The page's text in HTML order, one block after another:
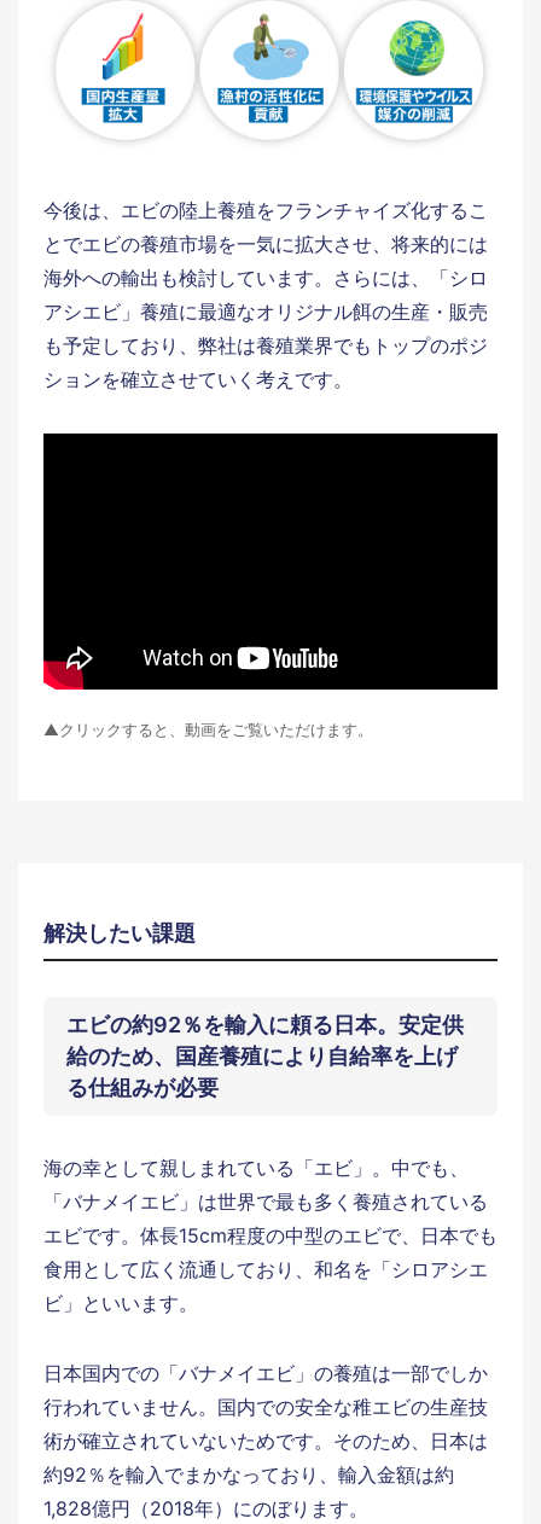
今後は、エビの陸上養殖をフランチャイズ化するこ
とでエビの養殖市場を一気に拡大させ、将来的には
海外への輸出も検討しています。さらには、「シロ
アシエビ」養殖に最適なオリジナル餌の生産・販売
も予定しており、弊社は養殖業界でもトップのポジ
ションを確立させていく考えです。
▲クリックすると、動画をご覧いただけます。
解決したい課題
エビの約92％を輸入に頼る日本。安定供
給のため、国産養殖により自給率を上げ
る仕組みが必要
海の幸として親しまれている「エビ」。中でも、
「バナメイエビ」は世界で最も多く養殖されている
エビです。体長15cm程度の中型のエビで、日本でも
食用として広く流通しており、和名を「シロアシエ
ビ」といいます。
日本国内での「バナメイエビ」の養殖は一部でしか
行われていません。国内での安全な稚エビの生産技
術が確立されていないためです。そのため、日本は
約92％を輸入でまかなっており、輸入金額は約
1,828億円（2018年）にのぼります。